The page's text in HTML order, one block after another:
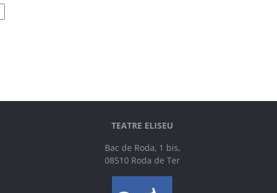
TEATRE ELISEU
Bac de Roda, 1 bis,
08510 Roda de Ter